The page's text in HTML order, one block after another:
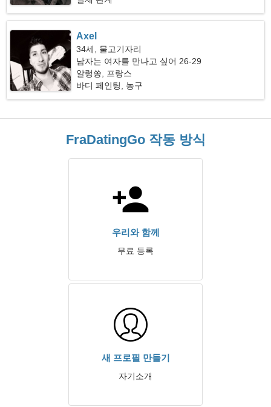
Axel
34세, 물고기자리
남자는 여자를 만나고 싶어 26-29
알렁쏭, 프랑스
바디 페인팅, 농구
FraDatingGo 작동 방식
우리와 함께
무료 등록
새 프로필 만들기
자기소개